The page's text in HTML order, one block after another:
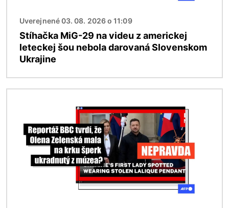
Uverejnené 03. 08. 2026 o 11:09
Stíhačka MiG-29 na videu z americkej
leteckej šou nebola darovaná Slovenskom
Ukrajine